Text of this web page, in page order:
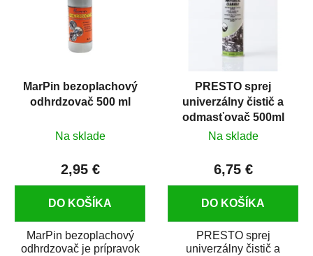
MarPin bezoplachový
odhrdzovač 500 ml
Na sklade
2,95 €
DO KOŠÍKA
MarPin bezoplachový
odhrdzovač je prípravok
PRESTO sprej
univerzálny čistič a
odmasťovač 500ml
Na sklade
6,75 €
DO KOŠÍKA
PRESTO sprej
univerzálny čistič a